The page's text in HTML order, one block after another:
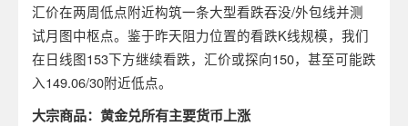
汇价在两周低点附近构筑一条大型看跌吞没/外包线并测
试月图中枢点。鉴于昨天阻力位置的看跌K线规模，我们
在日线图153下方继续看跌，汇价或探向150，甚至可能跌
入149.06/30附近低点。
大宗商品：黄金兑所有主要货币上涨